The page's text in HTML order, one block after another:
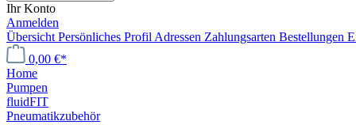
Ihr Konto
Anmelden
Übersicht Persönliches Profil Adressen Zahlungsarten Bestellungen
0,00 €*
Home
Pumpen
fluidFIT
Pneumatikzubehör